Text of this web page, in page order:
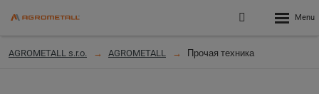
Přihlášení
do
klienstké
menu
AGROMETALL s.r.o. AGROMETALL Прочая техника